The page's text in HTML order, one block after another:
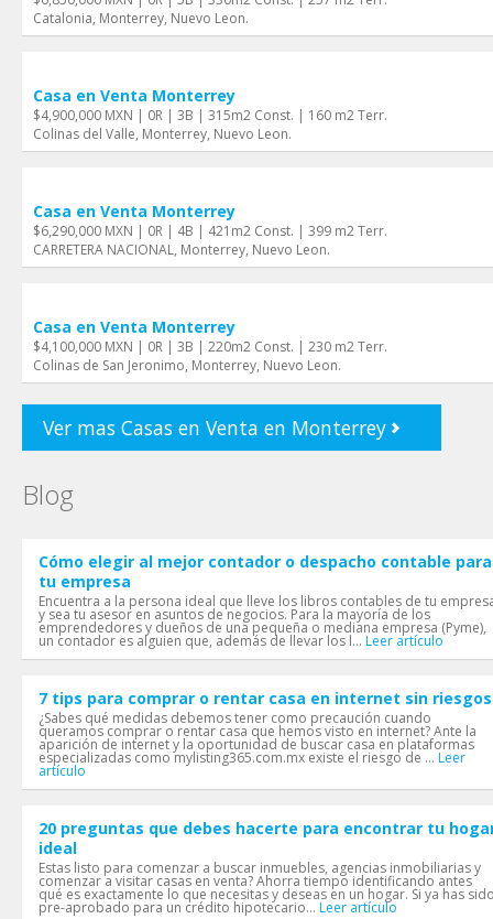
Catalonia, Monterrey, Nuevo Leon.
Casa en Venta Monterrey
$4,900,000 MXN | 0R | 3B | 315m2 Const. | 160 m2 Terr.
Colinas del Valle, Monterrey, Nuevo Leon.
Casa en Venta Monterrey
$6,290,000 MXN | 0R | 4B | 421m2 Const. | 399 m2 Terr.
CARRETERA NACIONAL, Monterrey, Nuevo Leon.
Casa en Venta Monterrey
$4,100,000 MXN | 0R | 3B | 220m2 Const. | 230 m2 Terr.
Colinas de San Jeronimo, Monterrey, Nuevo Leon.
Ver mas Casas en Venta en Monterrey
Blog
Cómo elegir al mejor contador o despacho contable para
tu empresa
Encuentra a la persona ideal que lleve los libros contables de tu
y sea tu asesor en asuntos de negocios. Para la mayoría de los
emprendedores y dueños de una pequeña o mediana empresa (Pyme),
un contador es alguien que, además de llevar los l... Leer artículo
7 tips para comprar o rentar casa en internet sin riesgos
¿Sabes qué medidas debemos tener como precaución cuando
queramos comprar o rentar casa que hemos visto en internet? Ante la
aparición de internet y la oportunidad de buscar casa en plataformas
especializadas como mylisting365.com.mx existe el riesgo de ... Leer
artículo
20 preguntas que debes hacerte para encontrar tu
ideal
Estas listo para comenzar a buscar inmuebles, agencias inmobiliarias y
comenzar a visitar casas en venta? Ahorra tiempo identificando antes
qué es exactamente lo que necesitas y deseas en un hogar. Si ya has
pre-aprobado para un crédito hipotecario... Leer artículo